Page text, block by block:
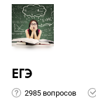
ЕГЭ
2985 вопросов